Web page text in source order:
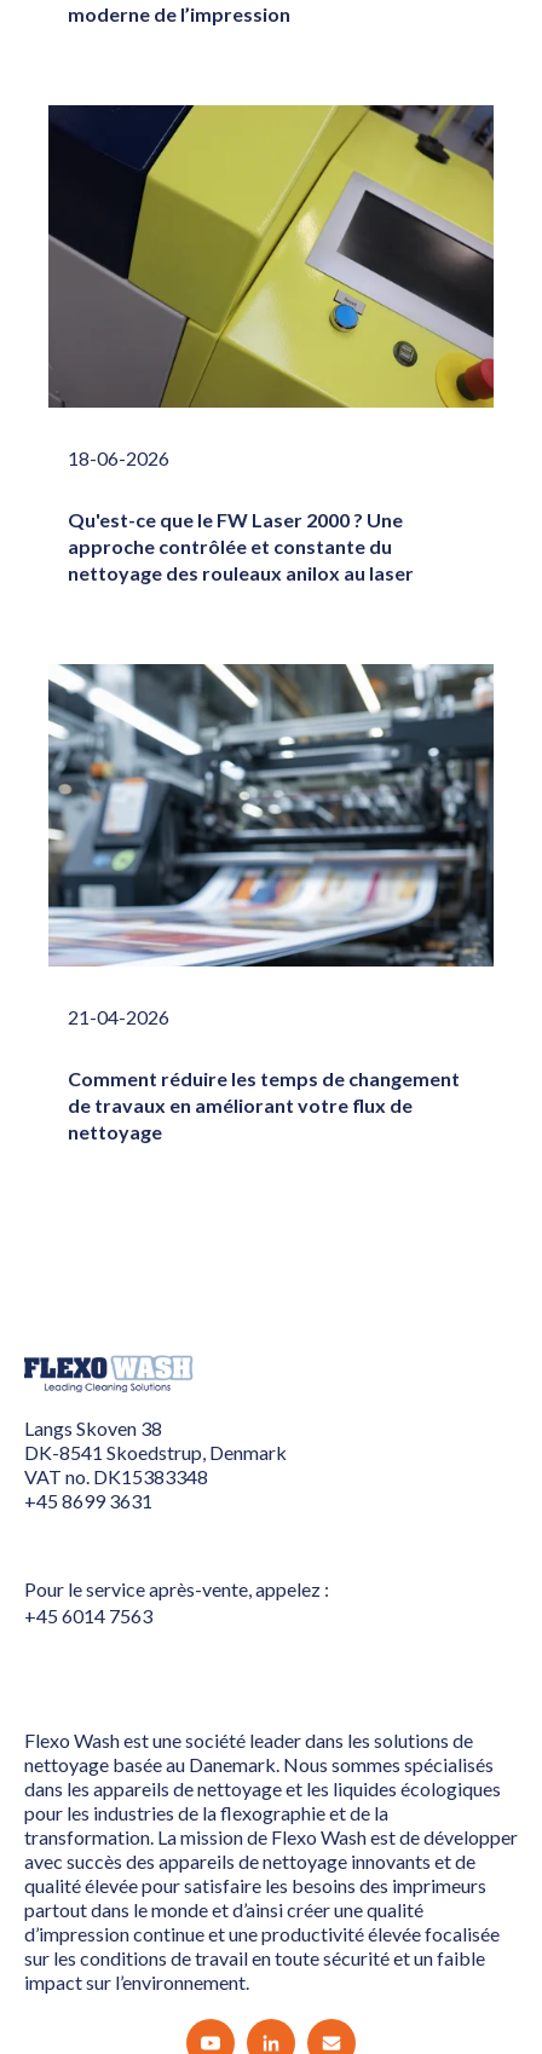
moderne de l’impression
18-06-2026
Qu'est-ce que le FW Laser 2000 ? Une
approche contrôlée et constante du
nettoyage des rouleaux anilox au laser
21-04-2026
Comment réduire les temps de changement
de travaux en améliorant votre flux de
nettoyage
Langs Skoven 38
DK-8541 Skoedstrup, Denmark
VAT no. DK15383348
+45 8699 3631
Pour le service après-vente, appelez :
+45 6014 7563
Flexo Wash est une société leader dans les solutions de
nettoyage basée au Danemark. Nous sommes spécialisés
dans les appareils de nettoyage et les liquides écologiques
pour les industries de la flexographie et de la
transformation. La mission de Flexo Wash est de développer
avec succès des appareils de nettoyage innovants et de
qualité élevée pour satisfaire les besoins des imprimeurs
partout dans le monde et d’ainsi créer une qualité
d’impression continue et une productivité élevée focalisée
sur les conditions de travail en toute sécurité et un faible
impact sur l’environnement.